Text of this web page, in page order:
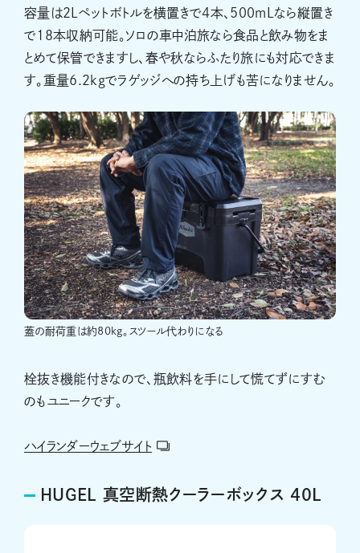
容量は2Lペットボトルを横置きで4本、500mLなら縦置き
で18本収納可能。ソロの車中泊旅なら食品と飲み物をま
とめて保管できますし、春や秋ならふたり旅にも対応できま
す。重量6.2kgでラゲッジへの持ち上げも苦になりません。
蓋の耐荷重は約80kg。スツール代わりになる
栓抜き機能付きなので、瓶飲料を手にして慌てずにすむ
のもユニークです。
ハイランダーウェブサイト
HUGEL 真空断熱クーラーボックス 40L